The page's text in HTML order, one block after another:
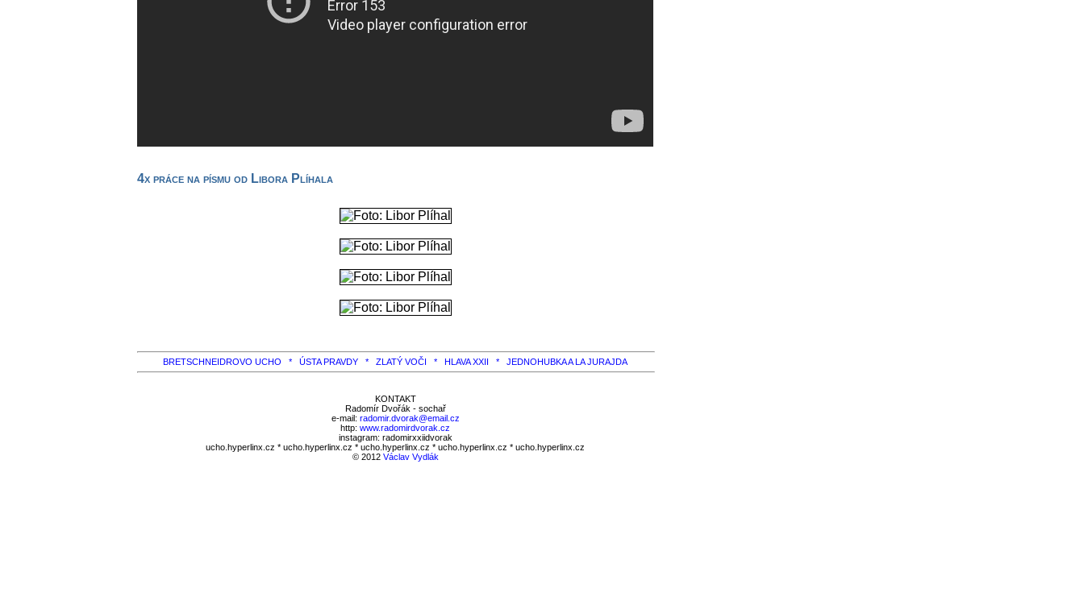
4x práce na písmu od Libora Plíhala
BRETSCHNEIDROVO UCHO * ÚSTA PRAVDY * ZLATÝ VOČI * HLAVA XXII * JEDNOHUBKA A LA JURAJDA
KONTAKT
Radomír Dvořák - sochař
e-mail: radomir.dvorak@email.cz
http: www.radomirdvorak.cz
instagram: radomirxxiidvorak
ucho.hyperlinx.cz * ucho.hyperlinx.cz * ucho.hyperlinx.cz * ucho.hyperlinx.cz * ucho.hyperlinx.cz
© 2012 Václav Vydlák